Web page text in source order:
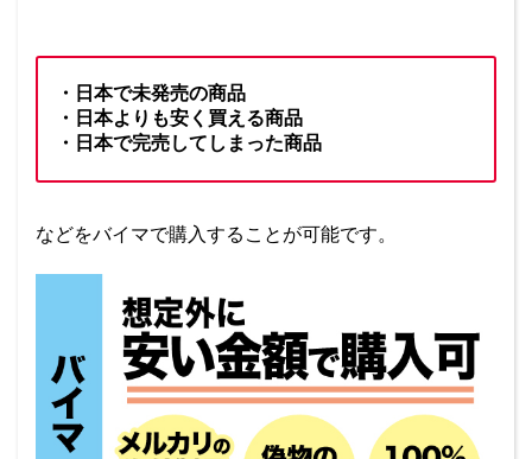
・日本で未発売の商品
・日本よりも安く買える商品
・日本で完売してしまった商品
などをバイマで購入することが可能です。